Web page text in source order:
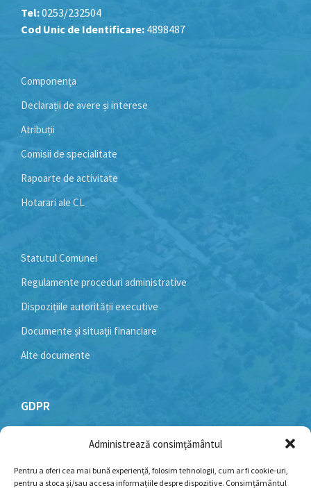
Administrează consimțământul
Pentru a oferi cea mai bună experiență, folosim tehnologii, cum ar fi cookie-uri,
pentru a stoca și/sau accesa informațiile despre dispozitive. Consimțământul
Tel:0253/232504
Cod Unic de Identificare: 4898487
Componența
Declarații de avere și interese
Atribuții
Comisii de specialitate
Rapoarte de activitate
Hotarari ale CL
Statutul Comunei
Regulamente proceduri administrative
Dispozițiile autorității executive
Documente și situații financiare
Alte documente
GDPR
Politică cookie-uri
Politica de confidențialitate